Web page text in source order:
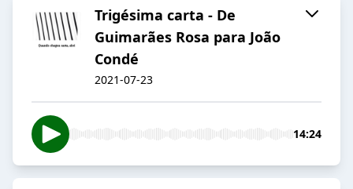
Trigésima carta - De
Guimarães Rosa para João
Condé
2021-07-23
14:24